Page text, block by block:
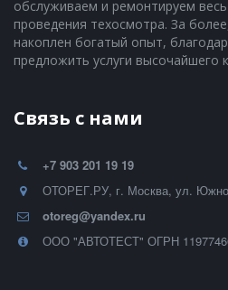
обслуживаем и ремонтируем
проведения техосмотра. За
накоплен богатый опыт,
предложить услуги высочайшего
Связь с нами
+7 903 201 19 19
ОТОРЕГ.РУ, г. Москва, ул.
otoreg@yandex.ru
ООО "АВТОТЕСТ" ОГРН